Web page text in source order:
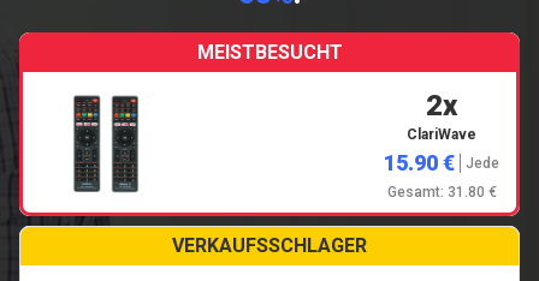
MEISTBESUCHT
2x
ClariWave
15.90 €
Jede
Gesamt: 31.80 €
VERKAUFSSCHLAGER